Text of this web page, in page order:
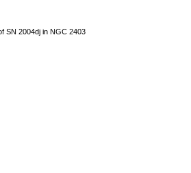
SN 2004dj in NGC 2403